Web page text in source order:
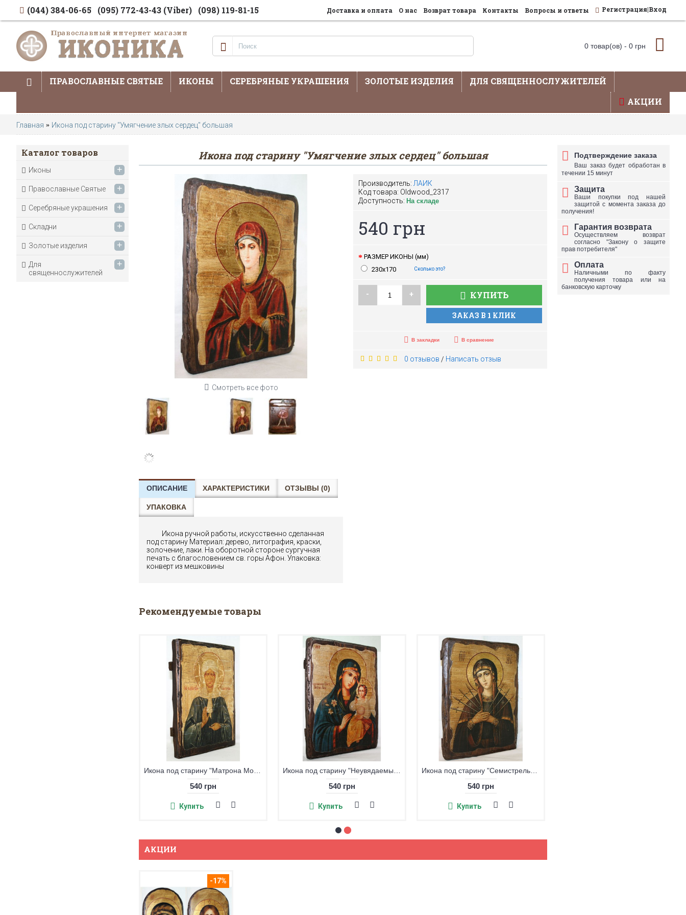
(044) 384-06-65 (095) 772-43-43 (Viber) (098) 119-81-15 Доставка и оплата О нас Возврат товара Контакты Вопросы и ответы Регистрация|Вход
0 товар(ов) - 0 грн
ПРАВОСЛАВНЫЕ СВЯТЫЕ ИКОНЫ СЕРЕБРЯНЫЕ УКРАШЕНИЯ ЗОЛОТЫЕ ИЗДЕЛИЯ
ДЛЯ СВЯЩЕННОСЛУЖИТЕЛЕЙ
АКЦИИ
На сайте представлена не вся продукция - уточняйте по телефону
Главная Икона под старину "Умягчение злых сердец" большая
Каталог товаров
Иконы +
Православные Святые +
Серебряные украшения +
Складни +
Золотые изделия +
Для
священнослужителей
+
Подтверждение заказа
Ваш заказ будет обработан в
течении 15 минут
Защита
Ваши покупки под нашей
защитой с момента заказа до
получения!
Гарантия возврата
Осуществляем возврат
согласно "Закону о защите
прав потребителя"
Оплата
Наличными по факту
получения товара или на
банковскую карточку
Икона под старину "Умягчение злых сердец" большая
Смотреть все фото
ОПИСАНИЕ ХАРАКТЕРИСТИКИ ОТЗЫВЫ (0)
УПАКОВКА
Икона ручной работы, искусственно сделанная
под старину Материал: дерево, литография, краски,
золочение, лаки. На оборотной стороне сургучная
печать с благословением св. горы Афон. Упаковка:
конверт из мешковины
Производитель: ЛАИК
Код товара: Oldwood_2317
Доступность: На складе
540 грн
РАЗМЕР ИКОНЫ (мм)
230х170
Сколько это?
- + КУПИТЬ
ЗАКАЗ В 1 КЛИК
В закладки В сравнение
0 отзывов / Написать отзыв
Рекомендуемые товары
540 грн
Купить
540 грн
Купить
540 грн
Купить
АКЦИИ
-17%